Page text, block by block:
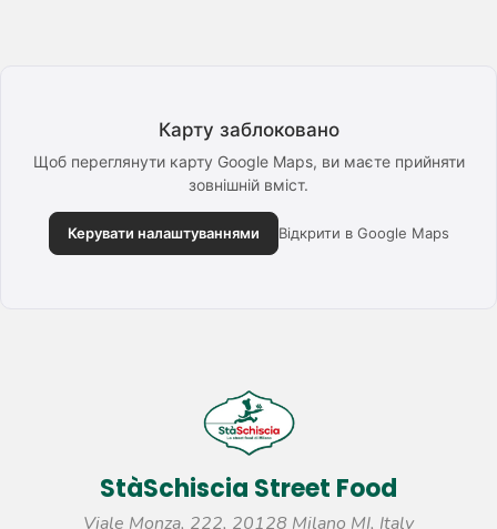
Карту заблоковано
Щоб переглянути карту Google Maps, ви маєте прийняти
зовнішній вміст.
Керувати налаштуваннями Відкрити в Google Maps
StàSchiscia Street Food
Viale Monza, 222, 20128 Milano MI, Italy